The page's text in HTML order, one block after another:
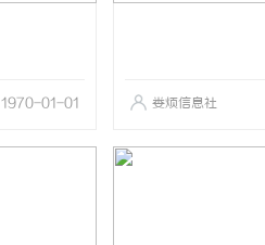
1970-01-01 娄烦信息社